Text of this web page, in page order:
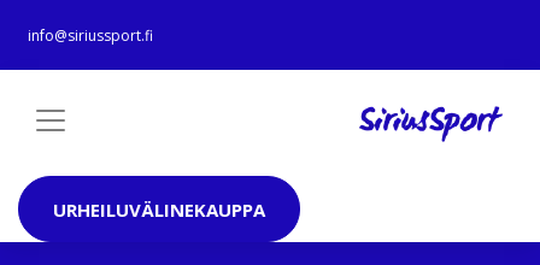
info@siriussport.fi
URHEILUVÄLINEKAUPPA